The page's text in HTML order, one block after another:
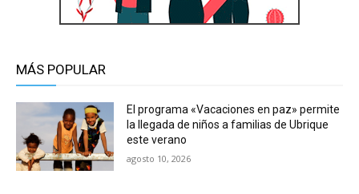
MÁS POPULAR
El programa «Vacaciones en paz» permite
la llegada de niños a familias de Ubrique
este verano
agosto 10, 2026